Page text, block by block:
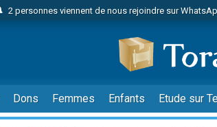
2 personnes viennent de nous rejoindre sur
3 personnes viennent de faire un don pour
2 personnes viennent de faire un don pour
3 personnes viennent de nous rejoindre sur
11 personnes viennent de demander une
Dons Femmes Enfants Etude sur